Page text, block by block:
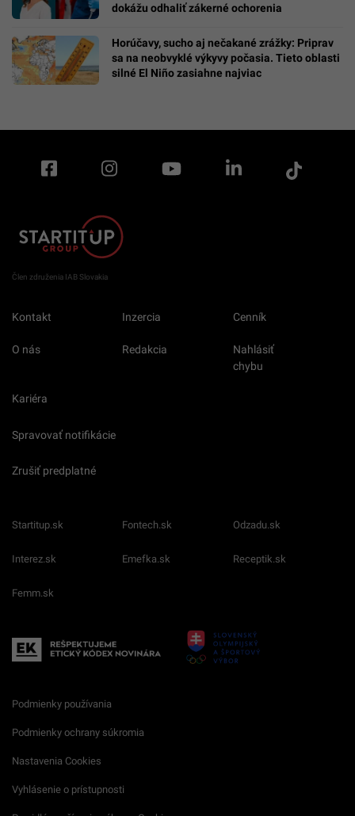
dokážu odhaliť zákerné ochorenia
Horúčavy, sucho aj nečakané zrážky: Priprav
sa na neobvyklé výkyvy počasia. Tieto oblasti
silné El Niño zasiahne najviac
Člen združenia IAB Slovakia
Kontakt Inzercia Cenník
O nás Redakcia
Nahlásiť
chybu
Kariéra
Spravovať notifikácie
Zrušiť predplatné
Startitup.sk Fontech.sk Odzadu.sk
Interez.sk Emefka.sk Receptik.sk
Femm.sk
Podmienky používania
Podmienky ochrany súkromia
Nastavenia Cookies
Vyhlásenie o prístupnosti